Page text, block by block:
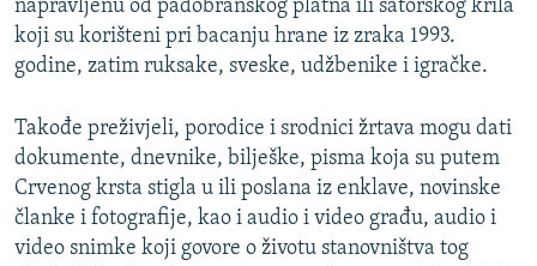
napravljenu od padobranskog platna ili šatorskog krila
koji su korišteni pri bacanju hrane iz zraka 1993.
godine, zatim ruksake, sveske, udžbenike i igračke.
Takođe preživjeli, porodice i srodnici žrtava mogu dati
dokumente, dnevnike, bilješke, pisma koja su putem
Crvenog krsta stigla u ili poslana iz enklave, novinske
članke i fotografije, kao i audio i video građu, audio i
video snimke koji govore o životu stanovništva tog